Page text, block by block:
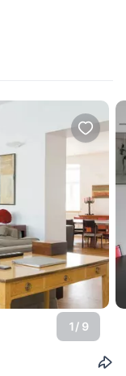
дизайнерский
1/ 9